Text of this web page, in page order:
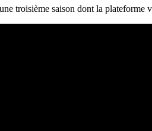
troisième saison dont la plateforme